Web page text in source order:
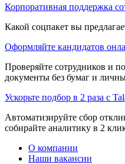
Корпоративная поддержка
Какой соцпакет вы
Оформляйте кандидатов
Проверяйте сотрудников и
документы без бумаг и
Ускорьте подбор в 2 раза с
Автоматизируйте сбор
собирайте аналитику в 2
О компании
Наши вакансии